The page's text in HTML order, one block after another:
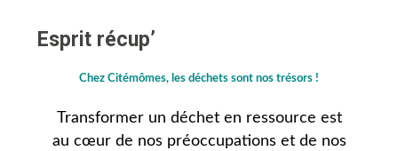
Esprit récup’
Chez Citémômes, les déchets sont nos trésors !
Transformer un déchet en ressource est
au cœur de nos préoccupations et de nos